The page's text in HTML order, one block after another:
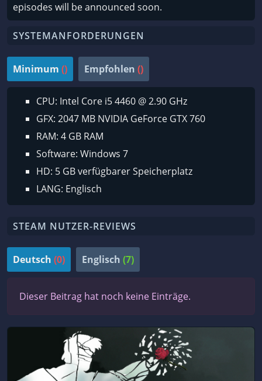
episodes will be announced soon.
SYSTEMANFORDERUNGEN
Minimum () Empfohlen ()
CPU: Intel Core i5 4460 @ 2.90 GHz
GFX: 2047 MB NVIDIA GeForce GTX 760
RAM: 4 GB RAM
Software: Windows 7
HD: 5 GB verfügbarer Speicherplatz
LANG: Englisch
STEAM NUTZER-REVIEWS
Deutsch (0) Englisch (7)
Dieser Beitrag hat noch keine Einträge.